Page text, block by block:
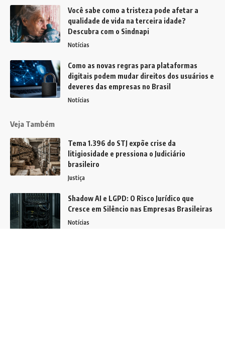
Você sabe como a tristeza pode afetar a
qualidade de vida na terceira idade?
Descubra com o Sindnapi
Notícias
Como as novas regras para plataformas
digitais podem mudar direitos dos usuários e
deveres das empresas no Brasil
Notícias
Veja Também
Tema 1.396 do STJ expõe crise da
litigiosidade e pressiona o Judiciário
brasileiro
Justiça
Shadow AI e LGPD: O Risco Jurídico que
Cresce em Silêncio nas Empresas Brasileiras
Notícias